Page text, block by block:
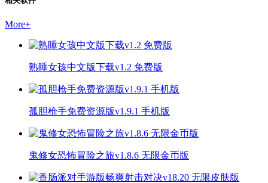
More+
熟睡女孩中文版下载v1.2 免费版
孤胆枪手免费资源版v1.9.1 手机版
鬼修女恐怖冒险之旅v1.8.6 无限金币版